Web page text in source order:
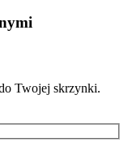
Twojej skrzynki.